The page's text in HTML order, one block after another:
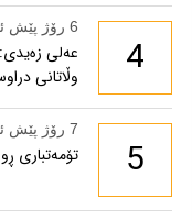
4
6 رۆژ پێش ئێستا
عەلی
وڵاتانی
5
7 رۆژ پێش ئێستا
تۆمەتباری